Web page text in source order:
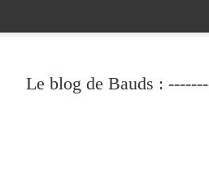
Le blog de Bauds :